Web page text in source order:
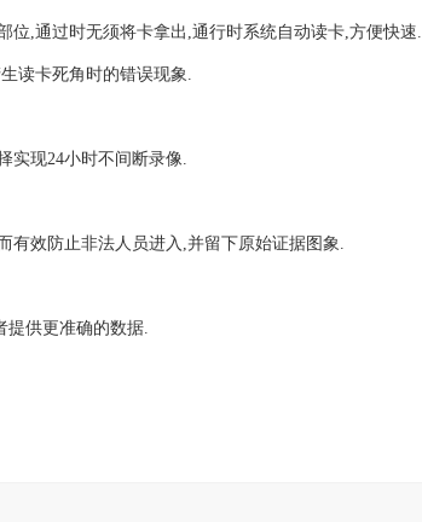
,通过时无须将卡拿出,通行时系统自动读卡,方便快速.
读卡死角时的错误现象.
实现24小时不间断录像.
效防止非法人员进入,并留下原始证据图象.
供更准确的数据.